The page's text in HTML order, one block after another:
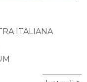
ITALIANA